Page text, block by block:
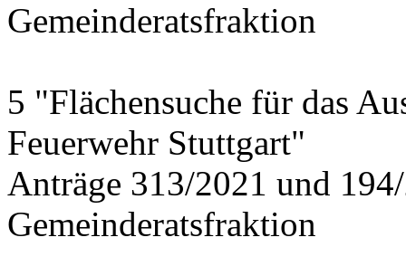
Gemeinderatsfraktion
5 "Flächensuche für das
Feuerwehr Stuttgart"
Anträge 313/2021 und
Gemeinderatsfraktion